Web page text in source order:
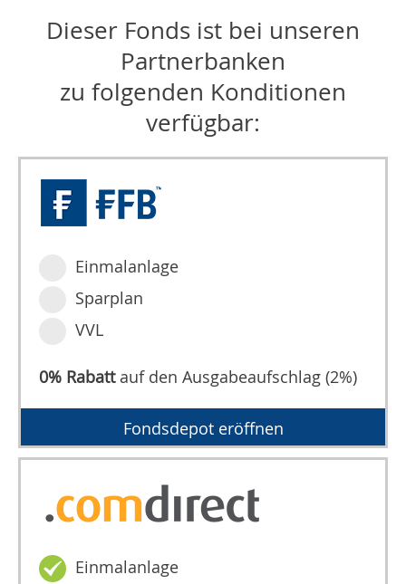
Dieser Fonds ist bei unseren
Partnerbanken
zu folgenden Konditionen
verfügbar:
Einmalanlage
Sparplan
VVL
0% Rabattauf den Ausgabeaufschlag (2%)
Fondsdepot eröffnen
Einmalanlage